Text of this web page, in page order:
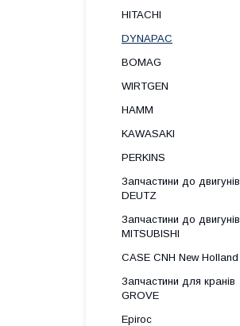
HITACHI
DYNAPAC
BOMAG
WIRTGEN
HAMM
KAWASAKI
PERKINS
Запчастини до двигунів
DEUTZ
Запчастини до двигунів
MITSUBISHI
CASE CNH New Holland
Запчастини для кранів
GROVE
Epiroc